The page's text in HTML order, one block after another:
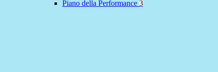
Piano della Performance 3